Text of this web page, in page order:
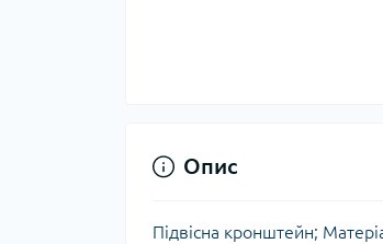
Опис
Підвісна кронштейн;